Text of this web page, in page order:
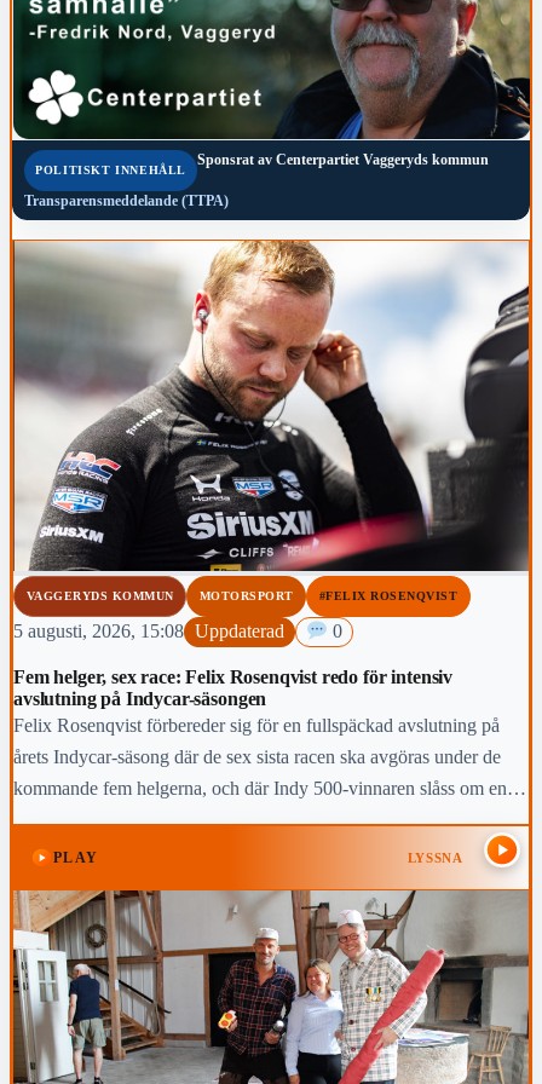
POLITISKT INNEHÅLL
Sponsrat av Centerpartiet Vaggeryds kommun
Transparensmeddelande (TTPA)
VAGGERYDS KOMMUN MOTORSPORT #FELIX ROSENQVIST
5 augusti, 2026, 15:08 Uppdaterad 0
Fem helger, sex race: Felix Rosenqvist redo för intensiv
avslutning på Indycar-säsongen
Felix Rosenqvist förbereder sig för en fullspäckad avslutning på
årets Indycar-säsong där de sex sista racen ska avgöras under de
kommande fem helgerna, och där Indy 500-vinnaren slåss om en
topp-fem-placering i den slutliga mästerskapstabellen.
PLAY LYSSNA